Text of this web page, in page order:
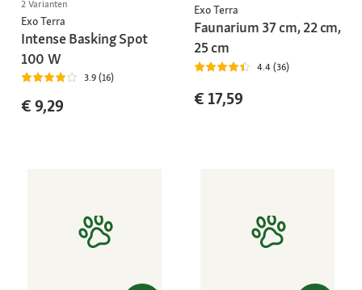
2 Varianten
Exo Terra
Intense Basking Spot
100 W
3.9 (16)
€ 9,29
Exo Terra
Faunarium 37 cm, 22 cm,
25 cm
4.4 (36)
€ 17,59